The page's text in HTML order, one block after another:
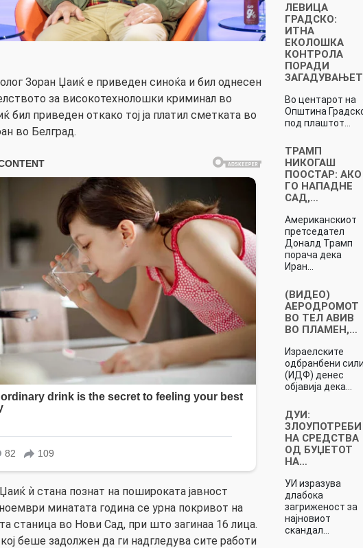
Зоран Џаиќ е приведен синоќа и бил однесен
за високотехнолошки криминал во
бил приведен откако тој ја платил сметката во
во Белград.
ѝ стана познат на пошироката јавност
минатата година се урна покривот на
станица во Нови Сад, при што загинаа 16 лица.
беше задолжен да ги надгледува сите работи
ЛЕВИЦА
ГРАДСКО:
ИТНА
ЕКОЛОШКА
КОНТРОЛА
ПОРАДИ
Во центарот на
Општина
под плаштот…
ТРАМП
НИКОГАШ
ПООСТАР: АКО
ГО НАПАДНЕ
САД,…
Американскиот
претседател
Доналд Трамп
порача дека
Иран…
(ВИДЕО)
АЕРОДРОМОТ
ВО ТЕЛ АВИВ
ВО ПЛАМЕН,…
Израелските
одбранбени сили
(ИДФ) денес
објавија дека…
ДУИ:
ЗЛОУПОТРЕБИ
НА СРЕДСТВА
ОД БУЏЕТОТ
НА…
УИ изразува
длабока
загриженост за
најновиот
скандал…